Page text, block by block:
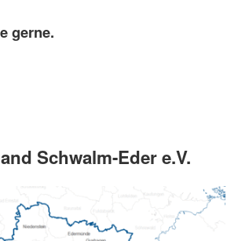
gerne.
Schwalm-Eder e.V.